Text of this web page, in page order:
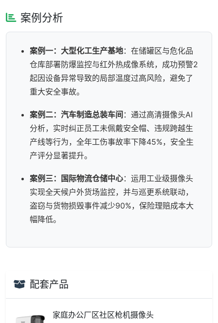
案例分析
案例一：大型化工生产基地：在储罐区与危化品
仓库部署防爆监控与红外热成像系统，成功预警2
起因设备异常导致的局部温度过高风险，避免了
重大安全事故。
案例二：汽车制造总装车间 ：通过高清摄像头AI
分析，实时纠正员工未佩戴安全帽、违规跨越生
产线等行为，全年工伤事故率下降45%，安全生
产评分显著提升。
案例三：国际物流仓储中心：运用工业级摄像头
实现全天候户外货场监控，并与巡更系统联动，
盗窃与货物损毁事件减少90%，保险理赔成本大
幅降低。
配套产品
家庭办公厂区社区枪机摄像头